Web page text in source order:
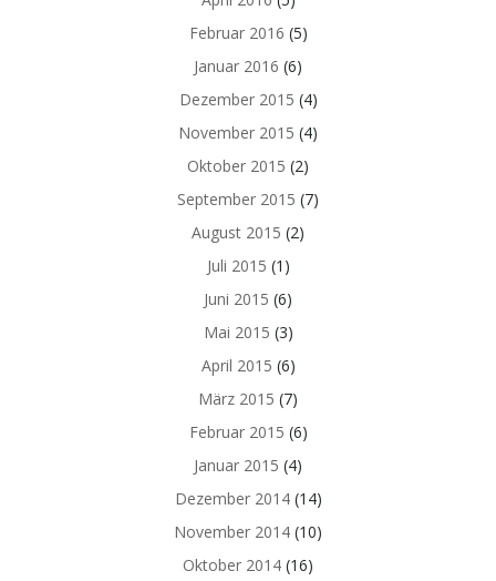
Februar 2016 (5)
Januar 2016 (6)
Dezember 2015 (4)
November 2015 (4)
Oktober 2015 (2)
September 2015 (7)
August 2015 (2)
Juli 2015 (1)
Juni 2015 (6)
Mai 2015 (3)
April 2015 (6)
März 2015 (7)
Februar 2015 (6)
Januar 2015 (4)
Dezember 2014(14)
November 2014 (10)
Oktober 2014 (16)